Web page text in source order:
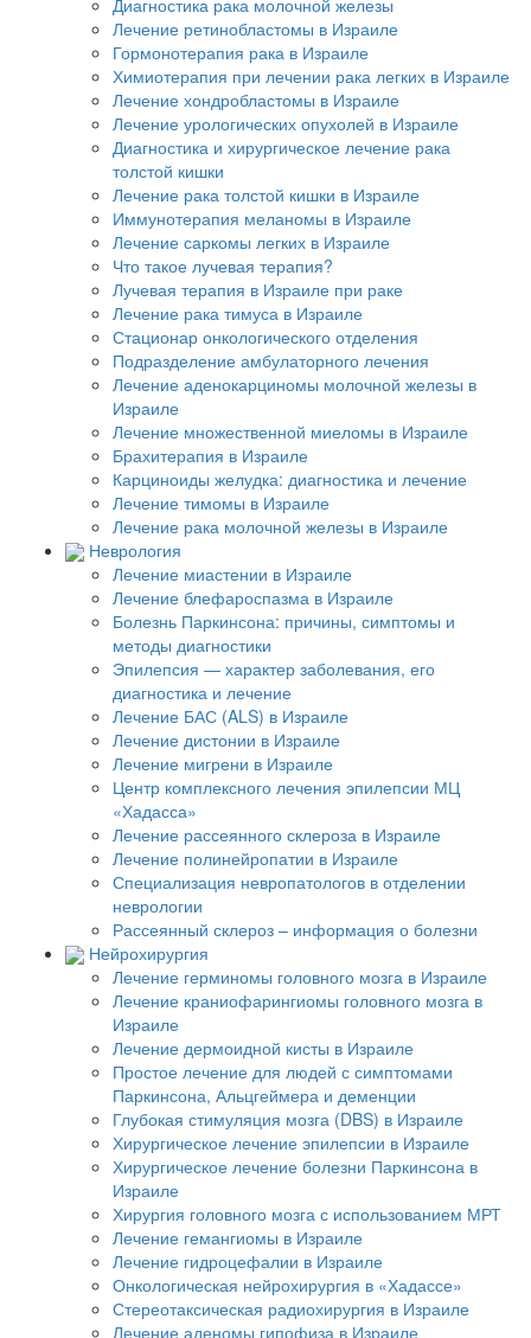
Лечение ретинобластомы в Израиле
Гормонотерапия рака в Израиле
Химиотерапия при лечении рака легких в Израиле
Лечение хондробластомы в Израиле
Лечение урологических опухолей в Израиле
Диагностика и хирургическое лечение рака
толстой кишки
Лечение рака толстой кишки в Израиле
Иммунотерапия меланомы в Израиле
Лечение саркомы легких в Израиле
Что такое лучевая терапия?
Лучевая терапия в Израиле при раке
Лечение рака тимуса в Израиле
Стационар онкологического отделения
Подразделение амбулаторного лечения
Лечение аденокарциномы молочной железы в
Израиле
Лечение множественной миеломы в Израиле
Брахитерапия в Израиле
Карциноиды желудка: диагностика и лечение
Лечение тимомы в Израиле
Лечение рака молочной железы в Израиле
Неврология
Лечение миастении в Израиле
Лечение блефароспазма в Израиле
Болезнь Паркинсона: причины, симптомы и
методы диагностики
Эпилепсия — характер заболевания, его
диагностика и лечение
Лечение БАС (ALS) в Израиле
Лечение дистонии в Израиле
Лечение мигрени в Израиле
Центр комплексного лечения эпилепсии МЦ
«Хадасса»
Лечение рассеянного склероза в Израиле
Лечение полинейропатии в Израиле
Специализация невропатологов в отделении
неврологии
Рассеянный склероз – информация о болезни
Нейрохирургия
Лечение герминомы головного мозга в Израиле
Лечение краниофарингиомы головного мозга в
Израиле
Лечение дермоидной кисты в Израиле
Простое лечение для людей с симптомами
Паркинсона, Альцгеймера и деменции
Глубокая стимуляция мозга (DBS) в Израиле
Хирургическое лечение эпилепсии в Израиле
Хирургическое лечение болезни Паркинсона в
Израиле
Хирургия головного мозга с использованием МРТ
Лечение гемангиомы в Израиле
Лечение гидроцефалии в Израиле
Онкологическая нейрохирургия в «Хадассе»
Стереотаксическая радиохирургия в Израиле
Лечение аденомы гипофиза в Израиле